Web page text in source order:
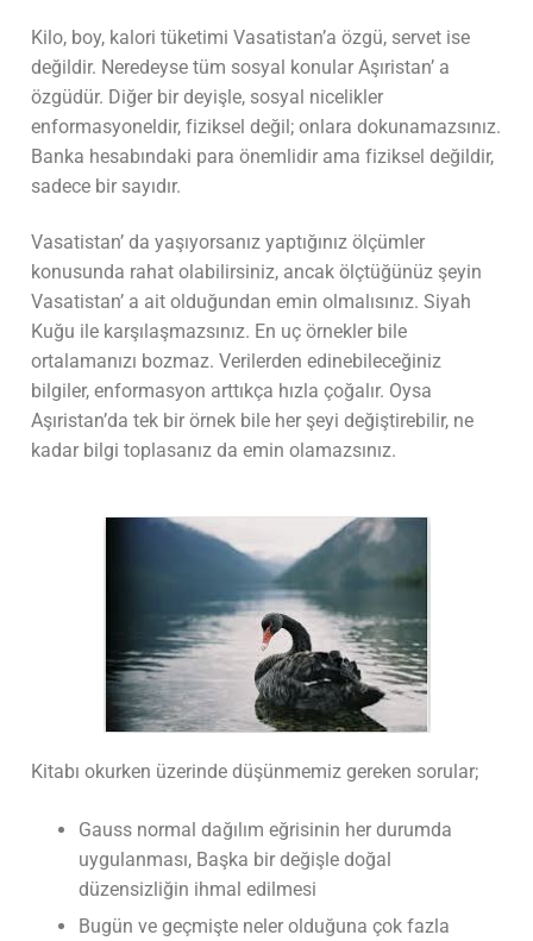
Kilo, boy, kalori tüketimi Vasatistan’a özgü, servet ise
değildir. Neredeyse tüm sosyal konular Aşıristan’ a
özgüdür. Diğer bir deyişle, sosyal nicelikler
enformasyoneldir, fiziksel değil; onlara dokunamazsınız.
Banka hesabındaki para önemlidir ama fiziksel değildir,
sadece bir sayıdır.
Vasatistan’ da yaşıyorsanız yaptığınız ölçümler
konusunda rahat olabilirsiniz, ancak ölçtüğünüz şeyin
Vasatistan’ a ait olduğundan emin olmalısınız. Siyah
Kuğu ile karşılaşmazsınız. En uç örnekler bile
ortalamanızı bozmaz. Verilerden edinebileceğiniz
bilgiler, enformasyon arttıkça hızla çoğalır. Oysa
Aşıristan’da tek bir örnek bile her şeyi değiştirebilir, ne
kadar bilgi toplasanız da emin olamazsınız.
Kitabı okurken üzerinde düşünmemiz gereken sorular;
Gauss normal dağılım eğrisinin her durumda
uygulanması, Başka bir değişle doğal
düzensizliğin ihmal edilmesi
Bugün ve geçmişte neler olduğuna çok fazla